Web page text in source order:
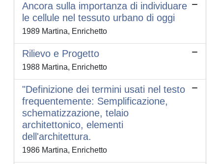
Ancora sulla importanza di individuare
le cellule nel tessuto urbano di oggi
1989 Martina, Enrichetto
Rilievo e Progetto
1988 Martina, Enrichetto
"Definizione dei termini usati nel testo
frequentemente: Semplificazione,
schematizzazione, telaio
architettonico, elementi
dell'architettura.
1986 Martina, Enrichetto